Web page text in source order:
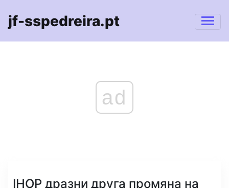
jf-sspedreira.pt
ad
IHOP дразни друга промяна на